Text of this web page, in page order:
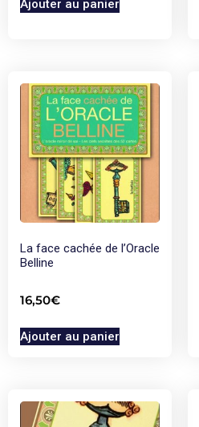
Ajouter au panier
La face cachée de l’Oracle
Belline
16,50€
Ajouter au panier